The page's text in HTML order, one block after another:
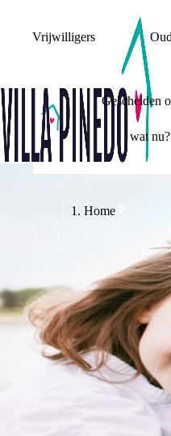
Vrijwilligers
Gescheiden
wat
Home